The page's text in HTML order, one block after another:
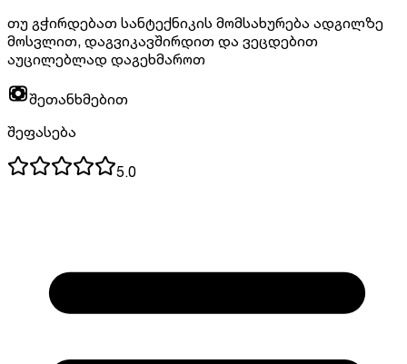
თუ გჭირდებათ სანტექნიკის მომსახურება ადგილზე
მოსვლით, დაგვიკავშირდით და ვეცდებით
აუცილებლად დაგეხმაროთ
შეთანხმებით
შეფასება
5.0